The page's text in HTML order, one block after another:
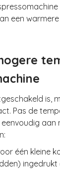
een
is,
Pas de
aan
één kleine
ingedrukt